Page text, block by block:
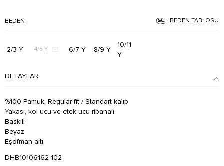
BEDEN BEDEN TABLOSU
2/3 Y 4/5 Y 6/7 Y 8/9 Y
10/11
Y
DETAYLAR
%100 Pamuk, Regular fit / Standart kalıp
Yakası, kol ucu ve etek ucu ribanalı
Baskılı
Beyaz
Eşofman altı
DHB10106162-102